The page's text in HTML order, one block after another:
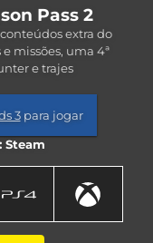
Pass 2
extra do
missões, uma 4ª
e trajes
3para jogar
Steam